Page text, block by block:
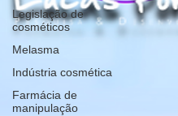
Legislação de
cosméticos
Melasma
Indústria cosmética
Farmácia de
manipulação